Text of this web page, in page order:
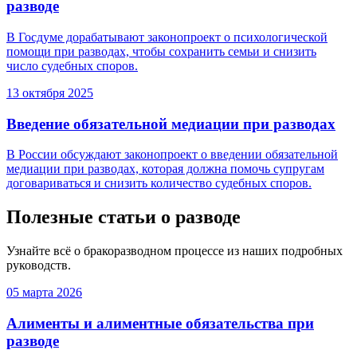
разводе
В Госдуме дорабатывают законопроект о психологической
помощи при разводах, чтобы сохранить семьи и снизить
число судебных споров.
13 октября 2025
Введение обязательной медиации при разводах
В России обсуждают законопроект о введении обязательной
медиации при разводах, которая должна помочь супругам
договариваться и снизить количество судебных споров.
Полезные статьи о разводе
Узнайте всё о бракоразводном процессе из наших подробных
руководств.
05 марта 2026
Алименты и алиментные обязательства при
разводе